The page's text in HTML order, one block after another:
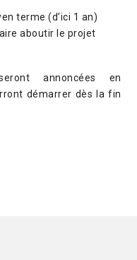
terme (d’ici 1 an)
aboutir le projet
annoncées en
démarrer dès la fin